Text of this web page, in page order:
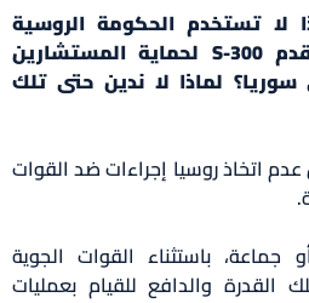
لا تستخدم الحكومة الروسية
نظامها المتقدم S-300 لحماية المستشارين
سوريا؟ لماذا لا ندين حتى تلك
اتخاذ روسيا إجراءات ضد القوات
باستثناء القوات الجوية
القدرة والدافع للقيام بعمليات